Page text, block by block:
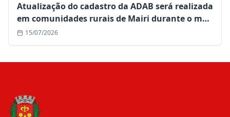
Atualização do cadastro da ADAB será realizada
em comunidades rurais de Mairi durante o mês
de julho
15/07/2026